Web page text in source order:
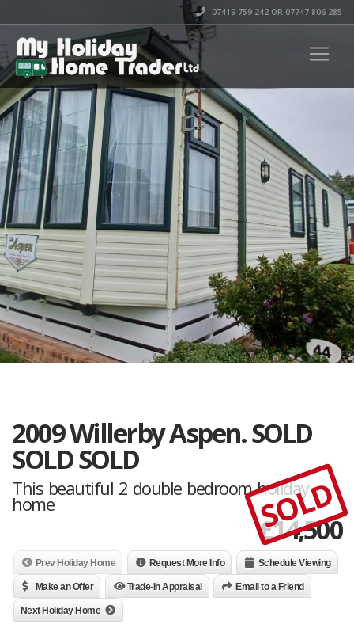
07419 759 242 OR 07747 806 285
2009 Willerby Aspen. SOLD
SOLD SOLD
This beautiful 2 double bedroom holiday
home
£14,500
SOLD
Prev Holiday Home Request More Info Schedule Viewing
Make an Offer Trade-In Appraisal Email to a Friend
Next Holiday Home